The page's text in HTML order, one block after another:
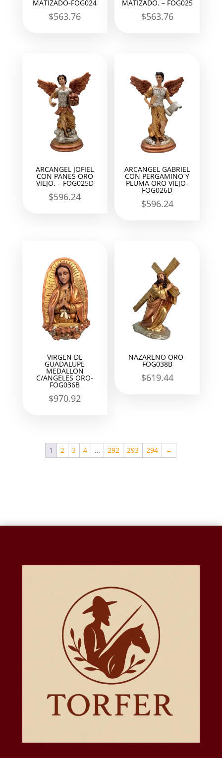
MATIZADO-FOG024
$563.76
MATIZADO. – FOG025
$563.76
ARCANGEL JOFIEL
CON PANES ORO
VIEJO. – FOG025D
$596.24
ARCANGEL GABRIEL
CON PERGAMINO Y
PLUMA ORO VIEJO-
FOG026D
$596.24
VIRGEN DE
GUADALUPE
MEDALLON
C/ANGELES ORO-
FOG036B
$970.92
NAZARENO ORO-
FOG038B
$619.44
1 2 3 4 … 292 293 294 →